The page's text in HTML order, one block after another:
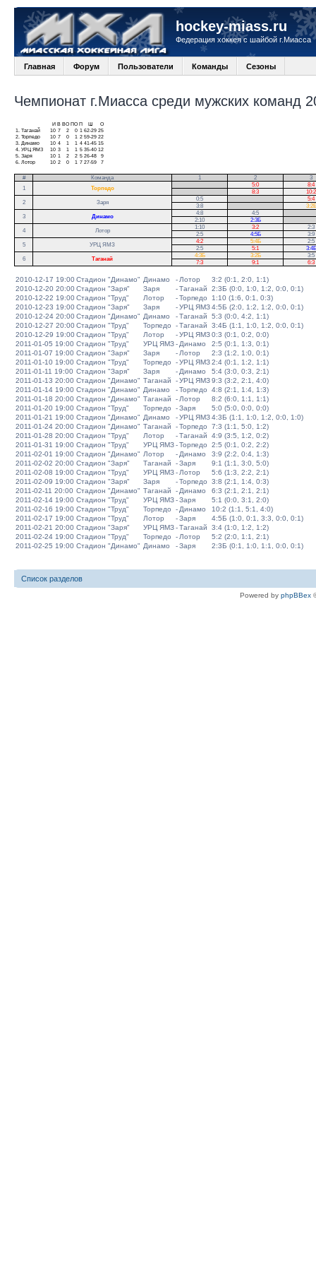
hockey-miass.ru
Федерация хоккея с шайбой г.Миасса
Главная Форум Пользователи Команды Сезоны
Чемпионат г.Миасса среди мужских команд
И В ВО ПО П
О
1.
Таганай 10 7 2 0 1 62-29 25
2. Торпедо 10 7 0 1 2 59-29 22
3.
Динамо 10 4 1 1 4 41-45 15
4. УРЦ ЯМЗ 10 3 1 1 5 35-40 12
5. Заря 10 1 2 2 5 26-48
9
6. Лотор 10 2 0 1 7 27-59 7
# Команда 1 2
3
1
Торпедо
5:0
8:4
8:3
10:2
2
Заря
0:5
5:4
3:8
3:2Б
3
Динамо
4:8 4:5
2:10
2:3Б
4
Лотор
1:10 3:2
2:3
2:5
4:5Б
3:9
5
УРЦ ЯМЗ
4:2 5:4Б
2:5
2:5
5:1
3:4Б
6
Таганай
4:3Б 3:2Б
3:5
7:3
9:1 6:3
2010-12-17 19:00Стадион "Динамо" Динамо - Лотор
3:2 (0:1, 2:0, 1:1)
2010-12-20 20:00Стадион "Заря" Заря -Таганай
2:3Б (0:0, 1:0, 1:2, 0:0, 0:1)
2010-12-22 19:00Стадион "Труд" Лотор -Торпедо
1:10 (1:6, 0:1, 0:3)
2010-12-23 19:00Стадион "Заря" Заря -УРЦ ЯМЗ4:5Б (2:0, 1:2, 1:2, 0:0, 0:1)
2010-12-24 20:00Стадион "Динамо" Динамо -Таганай
5:3 (0:0, 4:2, 1:1)
2010-12-27 20:00Стадион "Труд" Торпедо -Таганай
3:4Б (1:1, 1:0, 1:2, 0:0, 0:1)
2010-12-29 19:00Стадион "Труд" Лотор -УРЦ ЯМЗ0:3 (0:1, 0:2, 0:0)
2011-01-05 19:00 Стадион "Труд" УРЦ ЯМЗ- Динамо
2:5 (0:1, 1:3, 0:1)
2011-01-07 19:00 Стадион "Заря" Заря - Лотор
2:3 (1:2, 1:0, 0:1)
2011-01-10 19:00 Стадион "Труд" Торпедо -УРЦ ЯМЗ2:4 (0:1, 1:2, 1:1)
2011-01-11 19:00 Стадион "Заря" Заря - Динамо
5:4 (3:0, 0:3, 2:1)
2011-01-13 20:00 Стадион "Динамо" Таганай -УРЦ ЯМЗ9:3 (3:2, 2:1, 4:0)
2011-01-14 19:00 Стадион "Динамо" Динамо -Торпедо
4:8 (2:1, 1:4, 1:3)
2011-01-18 20:00 Стадион "Динамо" Таганай - Лотор
8:2 (6:0, 1:1, 1:1)
2011-01-20 19:00 Стадион "Труд" Торпедо -Заря
5:0 (5:0, 0:0, 0:0)
2011-01-21 19:00 Стадион "Динамо" Динамо -УРЦ ЯМЗ4:3Б (1:1, 1:0, 1:2, 0:0, 1:0)
2011-01-24 20:00 Стадион "Динамо" Таганай -Торпедо
7:3 (1:1, 5:0, 1:2)
2011-01-28 20:00 Стадион "Труд" Лотор -Таганай
4:9 (3:5, 1:2, 0:2)
2011-01-31 19:00 Стадион "Труд" УРЦ ЯМЗ-Торпедо
2:5 (0:1, 0:2, 2:2)
2011-02-01 19:00 Стадион "Динамо" Лотор - Динамо
3:9 (2:2, 0:4, 1:3)
2011-02-02 20:00 Стадион "Заря" Таганай -Заря
9:1 (1:1, 3:0, 5:0)
2011-02-08 19:00 Стадион "Труд" УРЦ ЯМЗ- Лотор
5:6 (1:3, 2:2, 2:1)
2011-02-09 19:00 Стадион "Заря" Заря -Торпедо
3:8 (2:1, 1:4, 0:3)
2011-02-11 20:00 Стадион "Динамо" Таганай - Динамо
6:3 (2:1, 2:1, 2:1)
2011-02-14 19:00 Стадион "Труд" УРЦ ЯМЗ-Заря
5:1 (0:0, 3:1, 2:0)
2011-02-16 19:00 Стадион "Труд" Торпедо - Динамо
10:2 (1:1, 5:1, 4:0)
2011-02-17 19:00 Стадион "Труд" Лотор -Заря
4:5Б (1:0, 0:1, 3:3, 0:0, 0:1)
2011-02-21 20:00 Стадион "Заря" УРЦ ЯМЗ-Таганай
3:4 (1:0, 1:2, 1:2)
2011-02-24 19:00 Стадион "Труд" Торпедо - Лотор
5:2 (2:0, 1:1, 2:1)
2011-02-25 19:00 Стадион "Динамо" Динамо -Заря 2:3Б (0:1, 1:0, 1:1, 0:0, 0:1)
Список разделов
Powered by phpBBex